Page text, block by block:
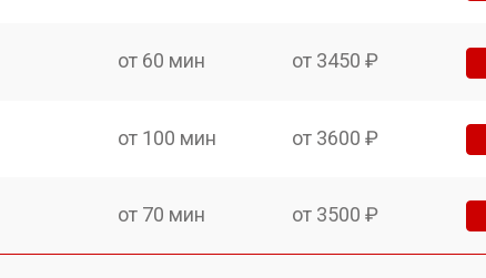
от 60 мин от 3450 ₽
от 100 мин от 3600 ₽
от 70 мин от 3500 ₽